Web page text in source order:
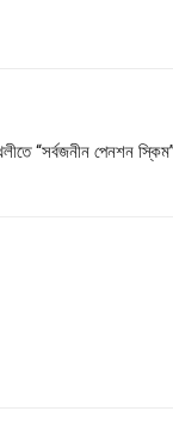
“সর্বজনীন পেনশন